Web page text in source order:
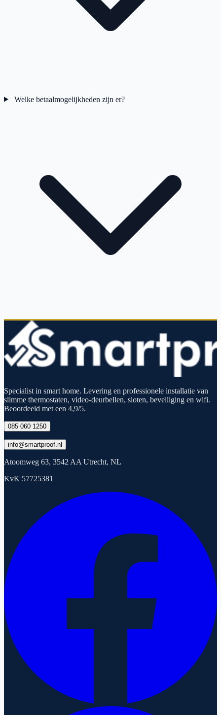
Welke betaalmogelijkheden zijn er?
Specialist in smart home. Levering en professionele installatie van
slimme thermostaten, video-deurbellen, sloten, beveiliging en wifi.
Beoordeeld met een 4,9/5.
085 060 1250
info@smartproof.nl
Atoomweg 63, 3542 AA Utrecht, NL
KvK 57725381